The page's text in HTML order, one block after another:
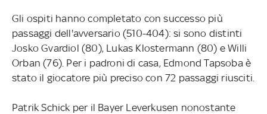
Gli ospiti hanno completato con successo più
passaggi dell'avversario (510-404): si sono distinti
Josko Gvardiol (80), Lukas Klostermann (80) e Willi
Orban (76). Per i padroni di casa, Edmond Tapsoba è
stato il giocatore più preciso con 72 passaggi riusciti.
Patrik Schick per il Bayer Leverkusen nonostante